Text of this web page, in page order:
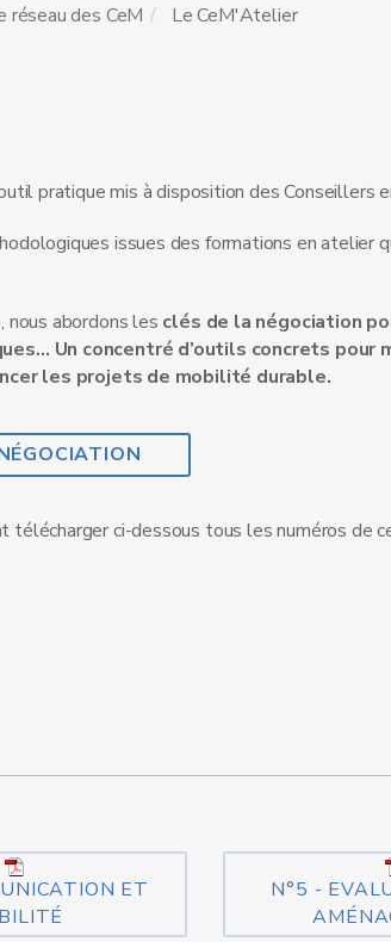
réseau des CeM Le CeM'Atelier
pratique mis à disposition des Conseillers
issues des formations en atelier
nous abordons les clés de la négociation
Un concentré d’outils concrets pour
les projets de mobilité durable.
télécharger ci-dessous tous les numéros de
ET
N°5 -